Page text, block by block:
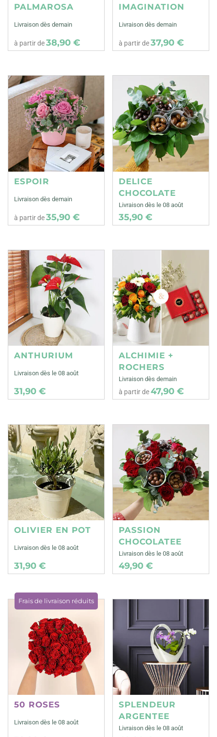
PALMAROSA
Livraison dès demain
à partir de38,90 €
IMAGINATION
Livraison dès demain
à partir de37,90 €
ESPOIR
Livraison dès demain
à partir de35,90 €
DELICE
CHOCOLATE
Livraison dès le 08 août
35,90 €
ANTHURIUM
Livraison dès le 08 août
31,90 €
ALCHIMIE +
ROCHERS
Livraison dès demain
à partir de47,90 €
OLIVIER EN POT
Livraison dès le 08 août
31,90 €
PASSION
CHOCOLATEE
Livraison dès le 08 août
49,90 €
Frais de livraison réduits
50 ROSES
Livraison dès le 08 août
SPLENDEUR
ARGENTEE
Livraison dès le 08 août